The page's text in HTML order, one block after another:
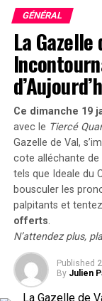
Jasmine de Vau
mais a été
après une
à jewelcandle
Granvillaise
bien connue
remarquables,
place. C’est sa
parmi les cinq
2023. Gazelle de
remontée finale
GÉNÉRAL
La
Ce dimanche 19
avec le Tiercé
Gazelle de Val,
cote alléchante de
tels que Ideale du
bousculer les
palpitants et
offerts.
N’attendez plus,
Published
By Julien